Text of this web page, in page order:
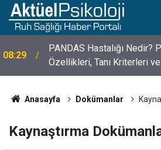
08:29
PANDAS Hastalığı
Özellikleri, Tanı Kriterleri
10:30
10 Mayıs Psikologlar Günü
Mayıs Tarihinin Hikayesi
Anasayfa Dokümanlar
Kaynaştırma